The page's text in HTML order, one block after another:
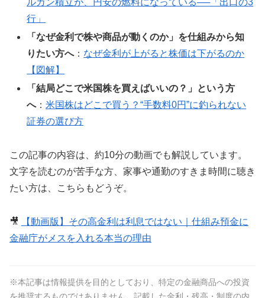
ルカン積立が、円安の燃料になっている──「出口の3
行」
「なぜ金利で株や商品が動くのか」を仕組みから知
りたい方へ： なぜ金利が上がると株価は下がるのか
【図解】
「結局どこで米国株を買えばいいの？」という方
へ：米国株はどこで買う？“手数料0円”に釣られない
証券の選び方
この記事の内容は、約10分の動画でも解説しています。
文字を読むのが苦手な方、家事や通勤のすきま時間に聴き
たい方は、こちらもどうぞ。
🎥
【動画版】その高金利は利息ではない｜仕組み預金に
金融庁がメスを入れる本当の理由
※本記事は情報提供を目的としており、特定の金融商品への投資